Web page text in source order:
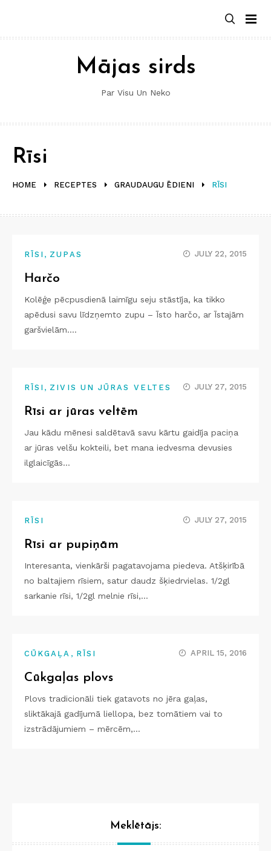
content
Mājas sirds
Par Visu Un Neko
HOME RECEPTES GRAUDAUGU ĒDIENI RĪSI
Rīsi
RĪSI , ZUPAS JULY 22, 2015
Harčo
Kolēģe pēcpusdienā laimīgu seju stāstīja, ka tikko
apēdusi savu līdzņemto zupu – Īsto harčo, ar Īstajām
garšvielām.…
RĪSI , ZIVIS UN JŪRAS VELTES JULY 27, 2015
Rīsi ar jūras veltēm
Jau kādu mēnesi saldētavā savu kārtu gaidīja paciņa
ar jūras velšu kokteili, bet mana iedvesma devusies
ilglaicīgās…
RĪSI JULY 27, 2015
Rīsi ar pupiņām
Interesanta, vienkārši pagatavojama piedeva. Atšķirībā
no baltajiem rīsiem, satur daudz šķiedrvielas. 1/2gl
sarkanie rīsi, 1/2gl melnie rīsi,…
CŪKGAĻA , RĪSI APRIL 15, 2016
Cūkgaļas plovs
Plovs tradicionāli tiek gatavots no jēra gaļas,
sliktākajā gadījumā liellopa, bez tomātiem vai to
izstrādājumiem – mērcēm,…
Meklētājs: